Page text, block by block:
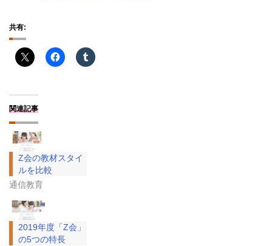
共有:
関連記事
Z会の教材スタイ
ルを比較
通信教育
2019年度「Z会」
の5つの特長